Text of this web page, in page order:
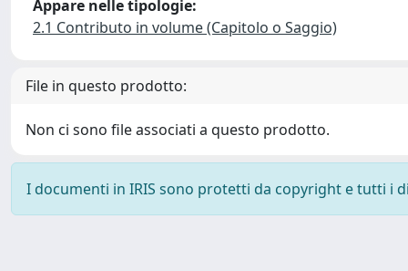
Appare nelle tipologie:
2.1 Contributo in volume (Capitolo o Saggio)
File in questo prodotto:
Non ci sono file associati a questo prodotto.
I documenti in IRIS sono protetti da copyright e tutti i